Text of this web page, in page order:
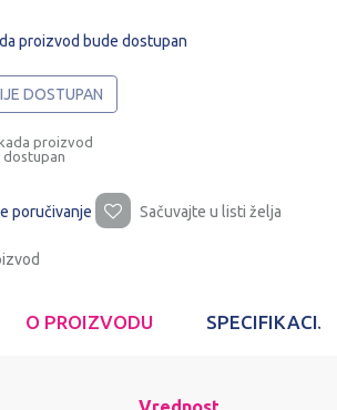
proizvod bude dostupan
DOSTUPAN
proizvod
poručivanje Sačuvajte u listi želja
O PROIZVODU